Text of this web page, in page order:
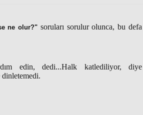
ne olur?" soruları sorulur olunca, bu defa
edin, dedi...Halk katlediliyor, diye
dinletemedi.